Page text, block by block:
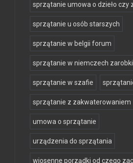
sprzątanie umowa o dzieło czy
sprzątanie u osób starszych
sprzątanie w belgii forum
sprzątanie w niemczech zarobki
sprzątanie w szafie
sprzątanie z zakwaterowaniem
umowa o sprzątanie
urządzenia do sprzątania
wiosenne porządki od czego